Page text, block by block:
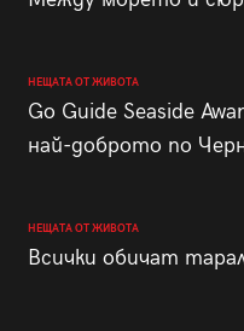
НЕЩАТА ОТ ЖИВОТА
Go Guide Seaside
най-доброто по
НЕЩАТА ОТ ЖИВОТА
Всички обичат